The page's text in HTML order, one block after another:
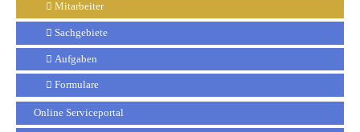
Mitarbeiter
Sachgebiete
Aufgaben
Formulare
Online Serviceportal